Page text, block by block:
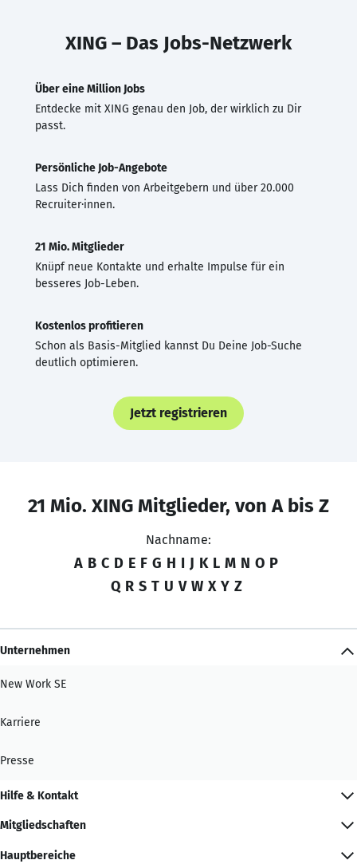
XING – Das Jobs-Netzwerk
Über eine Million Jobs
Entdecke mit XING genau den Job, der wirklich zu Dir
passt.
Persönliche Job-Angebote
Lass Dich finden von Arbeitgebern und über 20.000
Recruiter·innen.
21 Mio. Mitglieder
Knüpf neue Kontakte und erhalte Impulse für ein
besseres Job-Leben.
Kostenlos profitieren
Schon als Basis-Mitglied kannst Du Deine Job-Suche
deutlich optimieren.
Jetzt registrieren
21 Mio. XING Mitglieder, von A bis Z
Nachname:
A B C D E F G H I J K L M N O P
Q R S T U V W X Y Z
Unternehmen
New Work SE
Karriere
Presse
Hilfe & Kontakt
Mitgliedschaften
Hauptbereiche